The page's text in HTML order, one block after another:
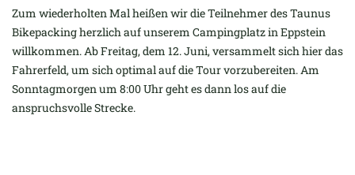
Zum wiederholten Mal heißen wir die Teilnehmer des Taunus
Bikepacking herzlich auf unserem Campingplatz in Eppstein
willkommen. Ab Freitag, dem 12. Juni, versammelt sich hier das
Fahrerfeld, um sich optimal auf die Tour vorzubereiten. Am
Sonntagmorgen um 8:00 Uhr geht es dann los auf die
anspruchsvolle Strecke.